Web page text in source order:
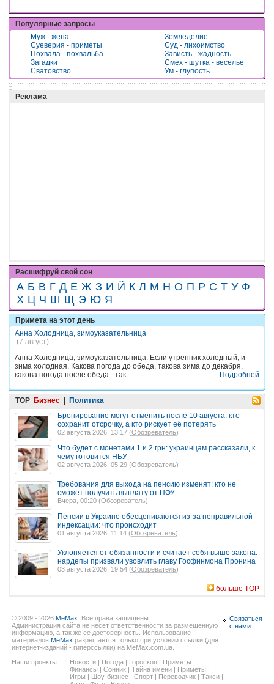
Популярные запросы
Муж - жена
Земледелие
Суеверия - приметы
Суд - лихоимство
Похвала - похвальба
Зависть - жадность
Загадки
Смех - шутка - веселье
Сватовство
Ум - глупость
Реклама
Расшифруй свой сон
А Б В Г Д Е Ж З И Й К Л М Н О П Р С Т У Ф
Х Ц Ч Ш Щ Э Ю Я
Примета на этот день
Анна Холодница, зимоуказательница
(7 август)
Анна Холодница, зимоуказательница. Если утренник холодный, и
зима холодная. Какова погода до обеда, такова зима до декабря,
какова погода после обеда - так...
Подробней
TOP Бизнес | Политика
Бронирование могут отменить после 10 августа: кто
сохранит отсрочку, а кто рискует её потерять
02 августа 2026, 13:17 (Обозреватель)
Что будет с монетами 1 и 2 грн: украинцам рассказали, к
чему готовится НБУ
02 августа 2026, 05:29 (Обозреватель)
Требования для выхода на пенсию изменят: кто не
сможет получить выплату от ПФУ
Вчера, 00:20 (Обозреватель)
Пенсии в Украине обесцениваются из-за неправильной
индексации: что происходит
01 августа 2026, 11:14 (Обозреватель)
Уклоняется от обязанности и считает себя выше закона:
нардепы призвали увовлить главу Госфинмона Пронина
03 августа 2026, 19:54 (Обозреватель)
больше TOP
© 2009 - 2026 MeMax . Все права защищены.
Администрация сайта не несёт ответственности за размещённую
информацию, а так же ее достоверность. Использование
материалов MeMax разрешается только при условии ссылки (для
интернет-изданий - гиперссылки) на MeMax.com.ua.
Наши проекты:
Новости Погода Гороскоп Приметы
Финансы
Сонник Тайна имени Приметы
Игры
Шоу-бизнес Спорт Переводчик Такси
Связаться
с нами